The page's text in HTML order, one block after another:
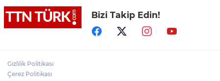
Bizi Takip Edin!
Gizlilik Politikası
Çerez Politikası